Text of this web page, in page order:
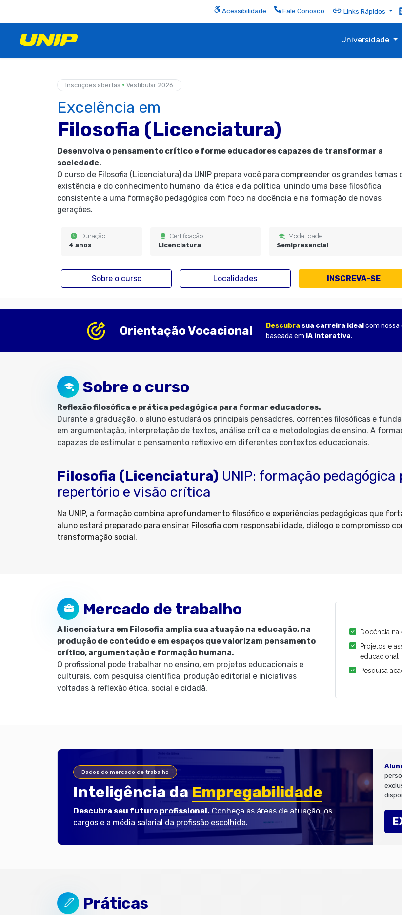
Acessibilidade Fale Conosco Links Rápidos
Universidade
Inscrições abertas • Vestibular 2026
Excelência em
Filosofia (Licenciatura)
Desenvolva o pensamento crítico e forme educadores capazes de transformar a
sociedade.
O curso de Filosofia (Licenciatura) da UNIP prepara você para compreender os grandes temas
existência e do conhecimento humano, da ética e da política, unindo uma base filosófica
consistente a uma formação pedagógica com foco na docência e na formação de novas
gerações.
Duração
4 anos
Certificação
Licenciatura
Modalidade
Semipresencial
Sobre o curso Localidades INSCREVA-SE
Orientação Vocacional Descubra sua carreira ideal com nossa
baseada em IA interativa.
Sobre o curso
Reflexão filosófica e prática pedagógica para formar educadores.
Durante a graduação, o aluno estudará os principais pensadores, correntes filosóficas e
em argumentação, interpretação de textos, análise crítica e metodologias de ensino. A
capazes de estimular o pensamento reflexivo em diferentes contextos educacionais.
Filosofia (Licenciatura) UNIP: formação
repertório e visão crítica
Na UNIP, a formação combina aprofundamento filosófico e experiências pedagógicas que
aluno estará preparado para ensinar Filosofia com responsabilidade, diálogo e compromisso
transformação social.
Mercado de trabalho
A licenciatura em Filosofia amplia sua atuação na educação, na
produção de conteúdo e em espaços que valorizam pensamento
crítico, argumentação e formação humana.
O profissional pode trabalhar no ensino, em projetos educacionais e
culturais, com pesquisa científica, produção editorial e iniciativas
voltadas à reflexão ética, social e cidadã.
Docência na
Projetos e
educacional
Pesquisa
Dados do mercado de trabalho
Inteligência daEmpregabilidade
Descubra seu futuro profissional. Conheça as áreas de atuação, os
cargos e a média salarial da profissão escolhida.
Práticas